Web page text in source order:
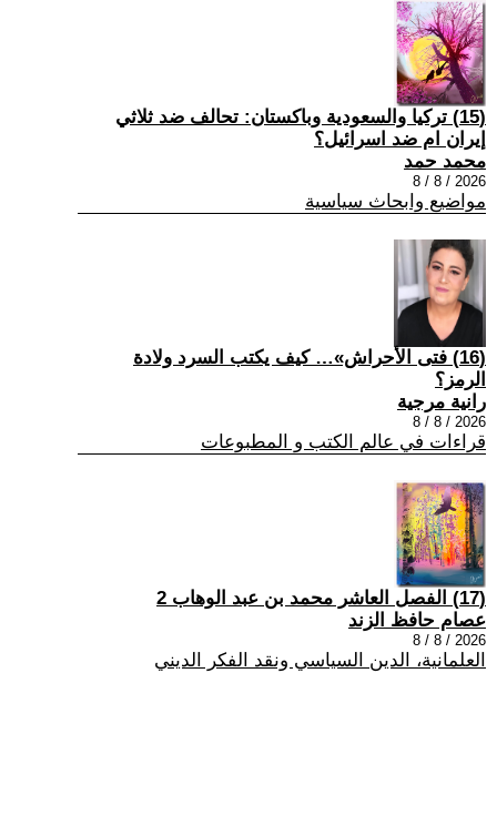
(15) تركيا والسعودية وباكستان: تحالف ضد ثلاثي
إيران ام ضد اسرائيل؟
محمد حمد
2026 / 8 / 8
مواضيع وابحاث سياسية
(16) فتى الأحراش»… كيف يكتب السرد ولادة
الرمز؟
رانية مرجية
2026 / 8 / 8
قراءات في عالم الكتب و المطبوعات
(17) الفصل العاشر محمد بن عبد الوهاب 2
عصام حافظ الزند
2026 / 8 / 8
العلمانية، الدين السياسي ونقد الفكر الديني